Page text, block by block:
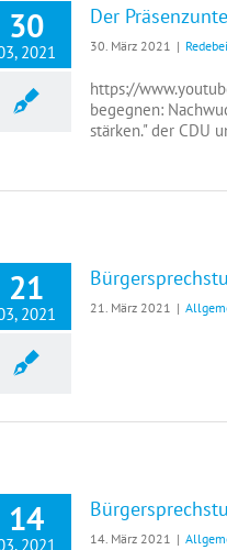
30
2021
Der
30. März 2021 |
https://
begegnen:
stärken." der CDU
21
2021 21. März 2021 |
14
2021 14. März 2021 |